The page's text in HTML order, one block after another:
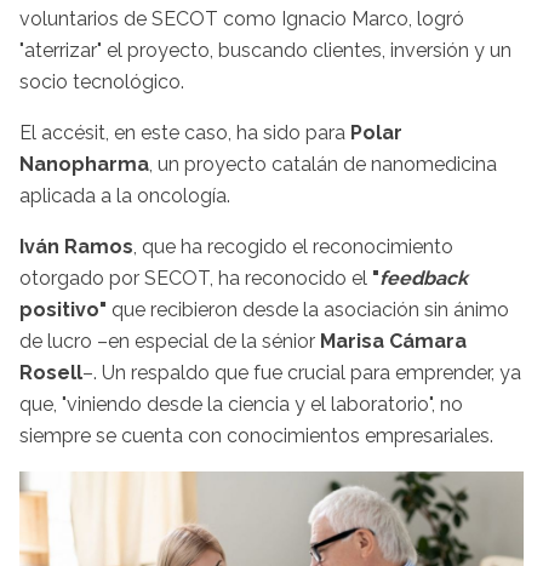
voluntarios de SECOT como Ignacio Marco, logró
"aterrizar" el proyecto, buscando clientes, inversión y un
socio tecnológico.
El accésit, en este caso, ha sido para Polar
Nanopharma, un proyecto catalán de nanomedicina
aplicada a la oncología.
Iván Ramos, que ha recogido el reconocimiento
otorgado por SECOT, ha reconocido el "feedback
positivo" que recibieron desde la asociación sin ánimo
de lucro –en especial de la sénior Marisa Cámara
Rosell–. Un respaldo que fue crucial para emprender, ya
que, "viniendo desde la ciencia y el laboratorio", no
siempre se cuenta con conocimientos empresariales.